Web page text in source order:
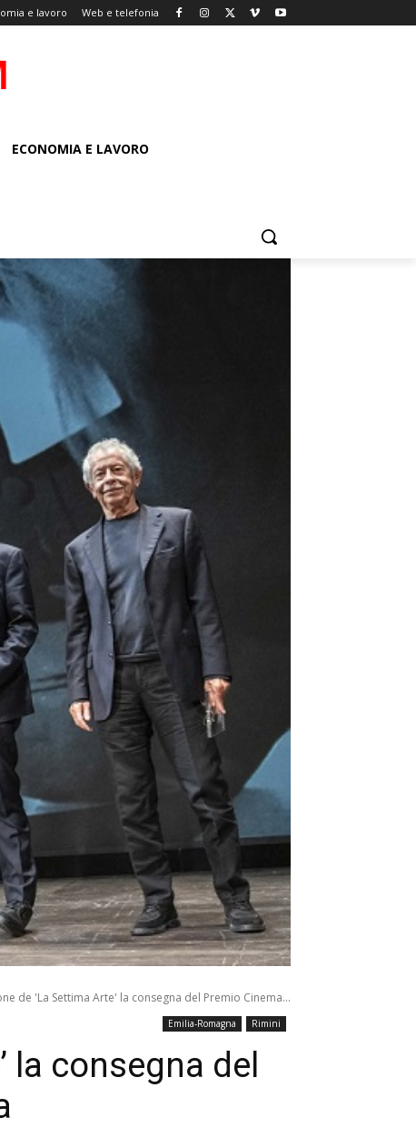
e lavoro Web e telefonia
ECONOMIA E LAVORO
de 'La Settima Arte' la consegna del Premio Cinema...
Emilia-Romagna Rimini
la consegna del